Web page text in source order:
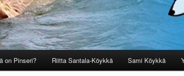
on Pinseri? Riitta Santala-Köykkä Sami Köykkä